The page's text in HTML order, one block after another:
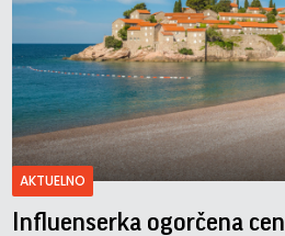
AKTUELNO
Influenserka ogorčena